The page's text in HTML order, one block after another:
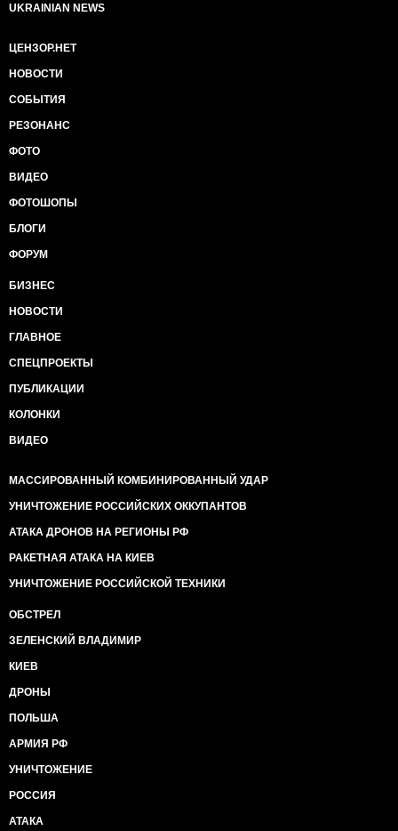
UKRAINIAN NEWS
ЦЕНЗОР.НЕТ
НОВОСТИ
СОБЫТИЯ
РЕЗОНАНС
ФОТО
ВИДЕО
ФОТОШОПЫ
БЛОГИ
ФОРУМ
БИЗНЕС
НОВОСТИ
ГЛАВНОЕ
СПЕЦПРОЕКТЫ
ПУБЛИКАЦИИ
КОЛОНКИ
ВИДЕО
МАССИРОВАННЫЙ КОМБИНИРОВАННЫЙ УДАР
УНИЧТОЖЕНИЕ РОССИЙСКИХ ОККУПАНТОВ
АТАКА ДРОНОВ НА РЕГИОНЫ РФ
РАКЕТНАЯ АТАКА НА КИЕВ
УНИЧТОЖЕНИЕ РОССИЙСКОЙ ТЕХНИКИ
ОБСТРЕЛ
ЗЕЛЕНСКИЙ ВЛАДИМИР
КИЕВ
ДРОНЫ
ПОЛЬША
АРМИЯ РФ
УНИЧТОЖЕНИЕ
РОССИЯ
АТАКА